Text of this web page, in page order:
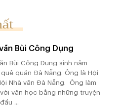
Bùi Công Dụng
Bùi Công Dụng sinh năm
quê quán Đà Nẵng. Ông là Hội
Nhà văn Đà Nẵng. Ông làm
văn học bằng những truyện
...